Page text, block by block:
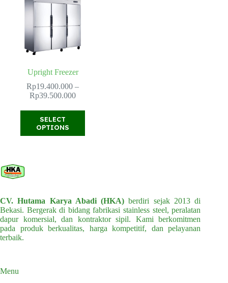
Upright Freezer
Rp19.400.000 –
Rp39.500.000Price
Rp19.400.000
SELECT
OPTIONS
product
has
chosen
on
the
product
page
CV. Hutama Karya Abadi (HKA) berdiri sejak 2013 di
Bekasi. Bergerak di bidang fabrikasi stainless steel, peralatan
dapur komersial, dan kontraktor sipil. Kami berkomitmen
pada produk berkualitas, harga kompetitif, dan pelayanan
terbaik.
Menu